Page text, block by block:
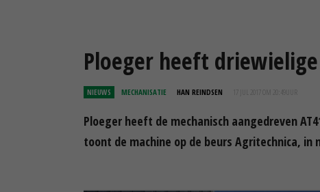
Ploeger heeft
NIEUWS MECHANISATIE HAN REINDSEN 17 JUL 2017 OM 20:49
Ploeger heeft de mechanisch aangedreven
toont de machine op de beurs Agritechnica, in